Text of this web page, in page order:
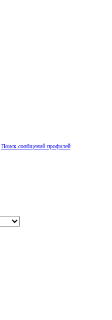
Поиск сообщений профилей